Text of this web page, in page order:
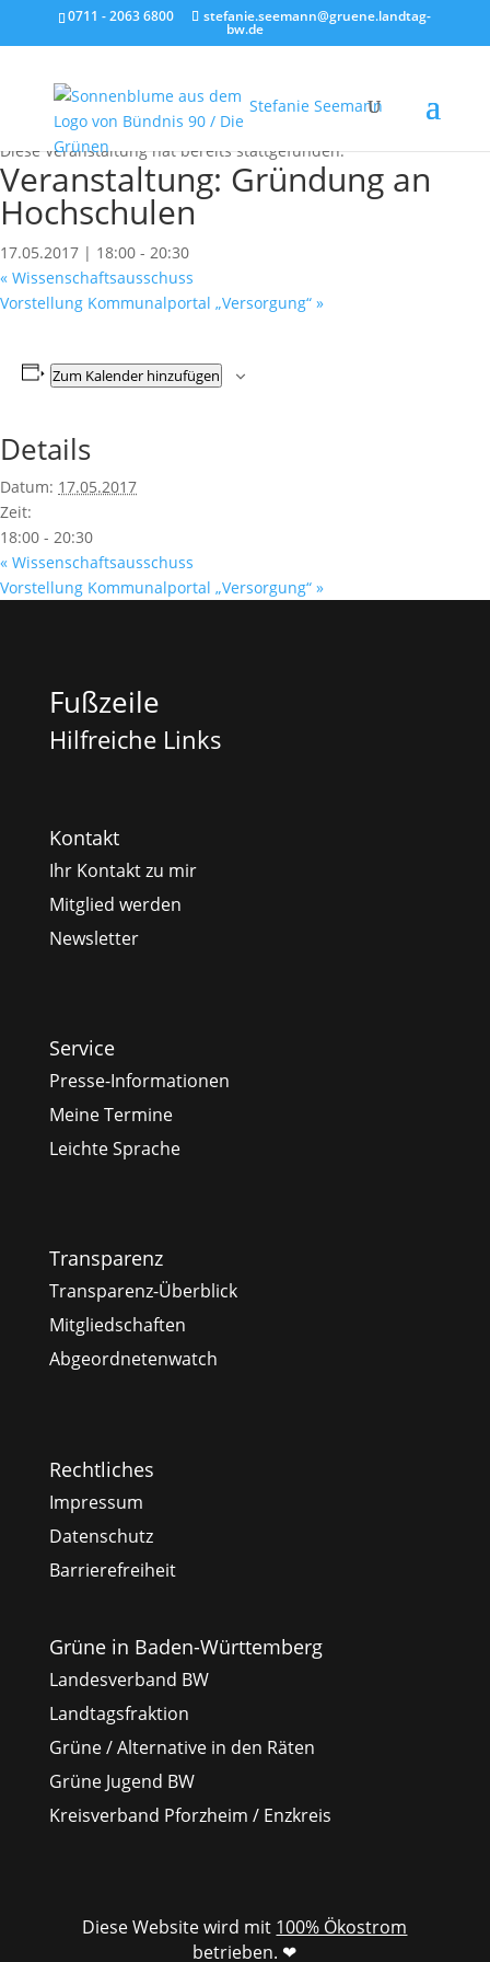
0711 - 2063 6800 stefanie.seemann@gruene.landtag-
bw.de
Stefanie Seemann
« Alle Veranstaltungen
Diese Veranstaltung hat bereits stattgefunden.
Veranstaltung: Gründung an
Hochschulen
17.05.2017 | 18:00 - 20:30
« Wissenschaftsausschuss
Vorstellung Kommunalportal „Versorgung“ »
Zum Kalender hinzufügen
Details
Datum: 17.05.2017
Zeit:
18:00 - 20:30
« Wissenschaftsausschuss
Vorstellung Kommunalportal „Versorgung“ »
Fußzeile
Hilfreiche Links
Kontakt
Ihr Kontakt zu mir
Mitglied werden
Newsletter
Service
Presse-Informationen
Meine Termine
Leichte Sprache
Transparenz
Transparenz-Überblick
Mitgliedschaften
Abgeordnetenwatch
Rechtliches
Impressum
Datenschutz
Barrierefreiheit
Grüne in Baden-Württemberg
Landesverband BW
Landtagsfraktion
Grüne / Alternative in den Räten
Grüne Jugend BW
Kreisverband Pforzheim / Enzkreis
Diese Website wird mit 100% Ökostrom
betrieben. ❤